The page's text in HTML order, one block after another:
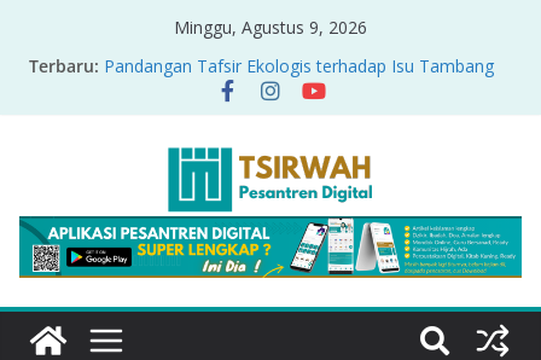
Minggu, Agustus 9, 2026
Terbaru: Pandangan Tafsir Ekologis terhadap Isu Tambang
Nikel di Raja Ampat
PRODUK RELASI KUASA-IDIOLOGI PADA TAFSIR
Sirah Nabawiyah
Oversharing dan Privasi dalam Al-Qur’an: “Ketika
Ayat Bicara Soal Curhat di Sosmed”
Menyikapi Fatherless, Kisah Lukman Menjadi
Cerminan